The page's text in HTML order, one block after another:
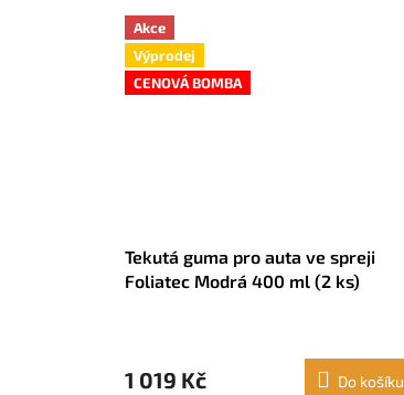
Akce
Výprodej
CENOVÁ BOMBA
Tekutá guma pro auta ve spreji
Foliatec Modrá 400 ml (2 ks)
1 019 Kč Do košíku